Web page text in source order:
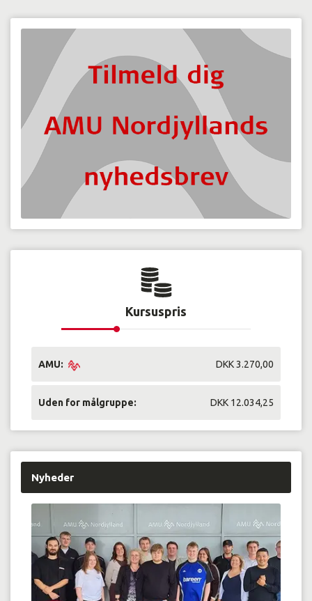
Kursuspris
AMU: DKK 3.270,00
Uden for målgruppe: DKK 12.034,25
Nyheder